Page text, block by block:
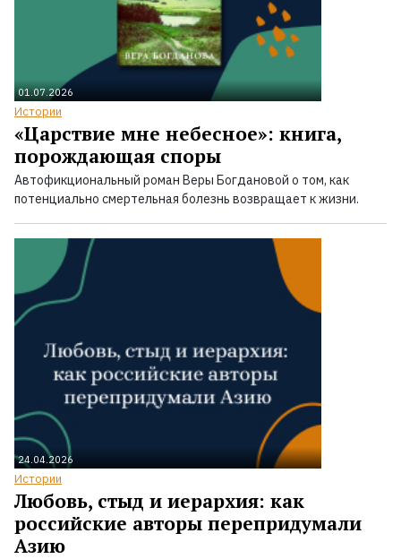
01.07.2026
Истории
«Царствие мне небесное»: книга,
порождающая споры
Автофикциональный роман Веры Богдановой о том, как
потенциально смертельная болезнь возвращает к жизни.
24.04.2026
Истории
Любовь, стыд и иерархия: как
российские авторы перепридумали
Азию